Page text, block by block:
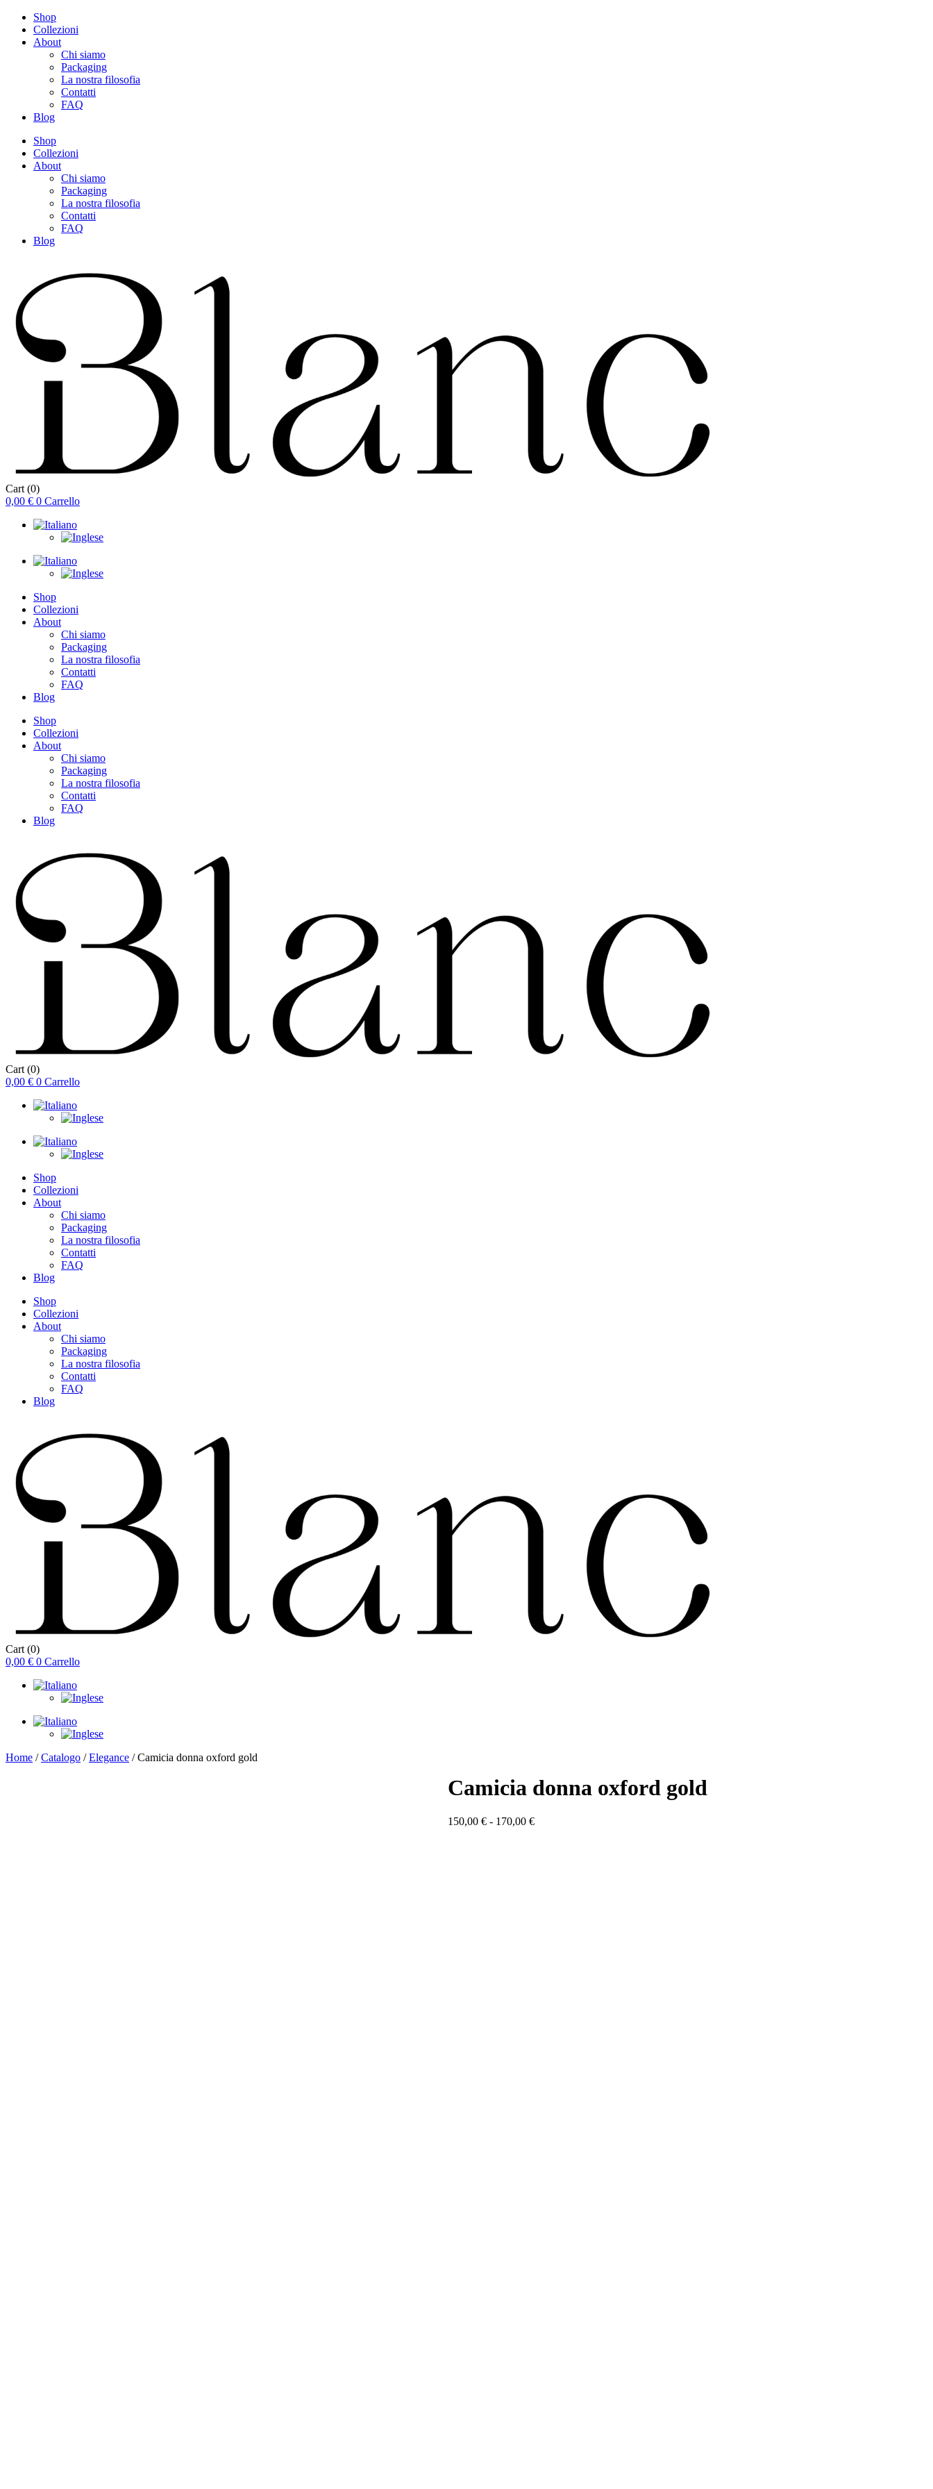
Shop
Collezioni
About
Chi siamo
Packaging
La nostra filosofia
Contatti
FAQ
Blog
Shop
Collezioni
About
Chi siamo
Packaging
La nostra filosofia
Contatti
FAQ
Blog
Cart (0)
0,00 € 0 Carrello
Shop
Collezioni
About
Chi siamo
Packaging
La nostra filosofia
Contatti
FAQ
Blog
Shop
Collezioni
About
Chi siamo
Packaging
La nostra filosofia
Contatti
FAQ
Blog
Cart (0)
0,00 € 0 Carrello
Shop
Collezioni
About
Chi siamo
Packaging
La nostra filosofia
Contatti
FAQ
Blog
Shop
Collezioni
About
Chi siamo
Packaging
La nostra filosofia
Contatti
FAQ
Blog
Cart (0)
0,00 € 0 Carrello
Home /Catalogo /Elegance / Camicia donna oxford gold
Camicia donna oxford gold
150,00€ - 170,00€Fascia